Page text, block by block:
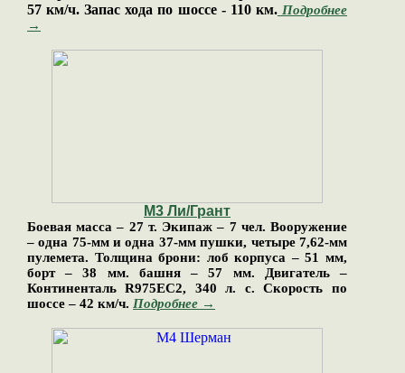
57 км/ч. Запас хода по шоссе - 110 км.Подробнее
→
М3 Ли/Грант
Боевая масса – 27 т. Экипаж – 7 чел. Вооружение
– одна 75-мм и одна 37-мм пушки, четыре 7,62-мм
пулемета. Толщина брони: лоб корпуса – 51 мм,
борт – 38 мм. башня – 57 мм. Двигатель –
Континенталь R975ЕС2, 340 л. с. Скорость по
шоссе – 42 км/ч. Подробнее →